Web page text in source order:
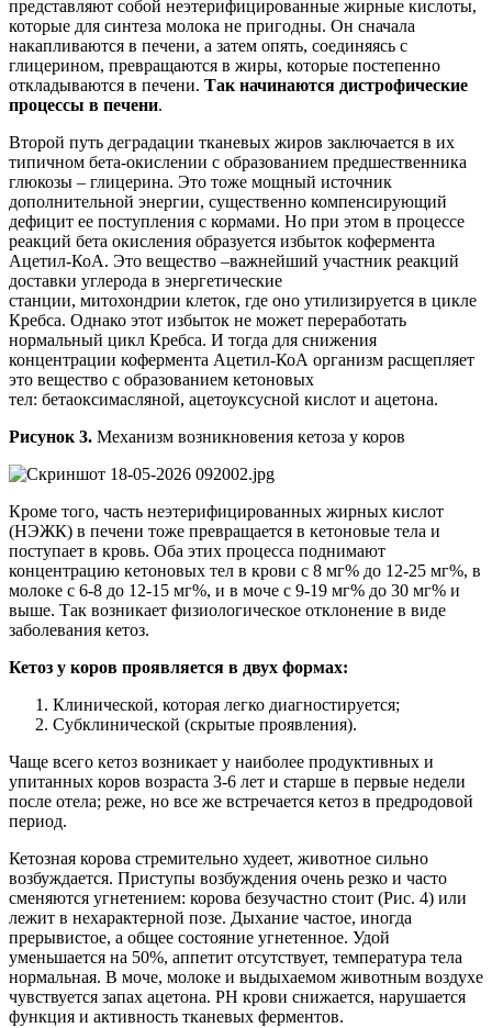
представляют собой неэтерифицированные жирные кислоты,
которые для синтеза молока не пригодны. Он сначала
накапливаются в печени, а затем опять, соединяясь с
глицерином, превращаются в жиры, которые постепенно
откладываются в печени. Так начинаются дистрофические
процессы в печени.
Второй путь деградации тканевых жиров заключается в их
типичном бета-окислении с образованием предшественника
глюкозы – глицерина. Это тоже мощный источник
дополнительной энергии, существенно компенсирующий
дефицит ее поступления с кормами. Но при этом в процессе
реакций бета окисления образуется избыток кофермента
Ацетил-КоА. Это вещество –важнейший участник реакций
доставки углерода в энергетические
станции, митохондрии клеток, где оно утилизируется в цикле
Кребса. Однако этот избыток не может переработать
нормальный цикл Кребса. И тогда для снижения
концентрации кофермента Ацетил-КоА организм расщепляет
это вещество с образованием кетоновых
тел: бетаоксимасляной, ацетоуксусной кислот и ацетона.
Рисунок 3. Механизм возникновения кетоза у коров
Кроме того, часть неэтерифицированных жирных кислот
(НЭЖК) в печени тоже превращается в кетоновые тела и
поступает в кровь. Оба этих процесса поднимают
концентрацию кетоновых тел в крови с 8 мг% до 12-25 мг%, в
молоке с 6-8 до 12-15 мг%, и в моче с 9-19 мг% до 30 мг% и
выше. Так возникает физиологическое отклонение в виде
заболевания кетоз.
Кетоз у коров проявляется в двух формах:
Клинической, которая легко диагностируется;
Субклинической (скрытые проявления).
Чаще всего кетоз возникает у наиболее продуктивных и
упитанных коров возраста 3-6 лет и старше в первые недели
после отела; реже, но все же встречается кетоз в предродовой
период.
Кетозная корова стремительно худеет, животное сильно
возбуждается. Приступы возбуждения очень резко и часто
сменяются угнетением: корова безучастно стоит (Рис. 4) или
лежит в нехарактерной позе. Дыхание частое, иногда
прерывистое, а общее состояние угнетенное. Удой
уменьшается на 50%, аппетит отсутствует, температура тела
нормальная. В моче, молоке и выдыхаемом животным воздухе
чувствуется запах ацетона. РН крови снижается, нарушается
функция и активность тканевых ферментов.